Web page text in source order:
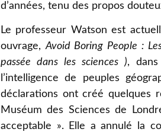
d’années, tenu des propos
Le professeur Watson est
ouvrage,Avoid Boring People :
passée dans les sciences ),
l’intelligence de peuples
déclarations ont créé quelques
Muséum des Sciences de
acceptable ». Elle a annulé la